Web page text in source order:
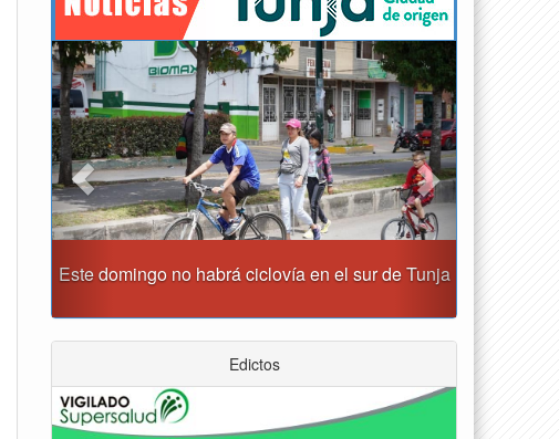
Reporte del tiempo en Boyacá para el jueves
Previous Next
Edictos